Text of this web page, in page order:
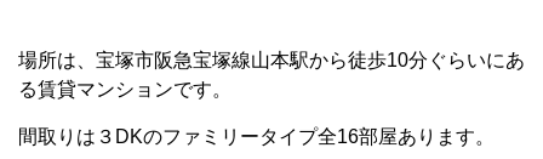
場所は、宝塚市阪急宝塚線山本駅から徒歩10分ぐらいにあ
る賃貸マンションです。
間取りは３DKのファミリータイプ全16部屋あります。